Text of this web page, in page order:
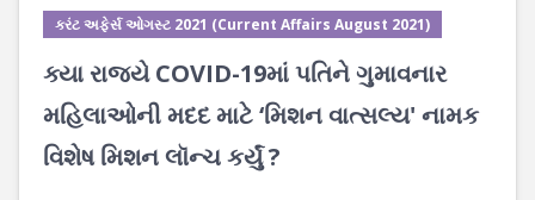
કરંટ અફેર્સ ઓગસ્ટ 2021 (Current Affairs August 2021)
ક્યા રાજ્યે COVID-19માં પતિને ગુમાવનાર
મહિલાઓની મદદ માટે ‘મિશન વાત્સલ્ય' નામક
વિશેષ મિશન લૉન્ચ કર્યું ?